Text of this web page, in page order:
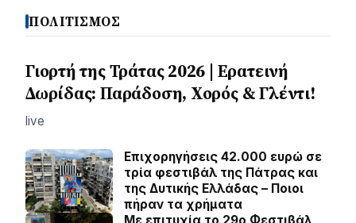
ΠΟΛΙΤΙΣΜΟΣ
Γιορτή της Τράτας 2026 | Ερατεινή
Δωρίδας: Παράδοση, Χορός & Γλέντι!
live
Επιχορηγήσεις 42.000 ευρώ σε
τρία φεστιβάλ της Πάτρας και
της Δυτικής Ελλάδας – Ποιοι
πήραν τα χρήματα